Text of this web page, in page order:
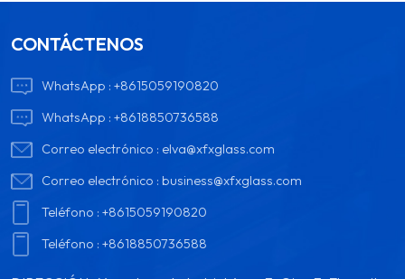
CONTÁCTENOS
WhatsApp :+8615059190820
WhatsApp :+8618850736588
Correo electrónico : elva@xfxglass.com
Correo electrónico :business@xfxglass.com
Teléfono :+8615059190820
Teléfono :+8618850736588